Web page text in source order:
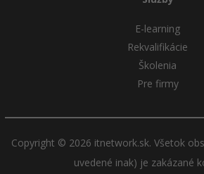
E-learning
Rekvalifikácie
Školenia
Pre firmy
Copyright © 2026 itnetwork.sk. Všetok
uvedené inak) je zakázané